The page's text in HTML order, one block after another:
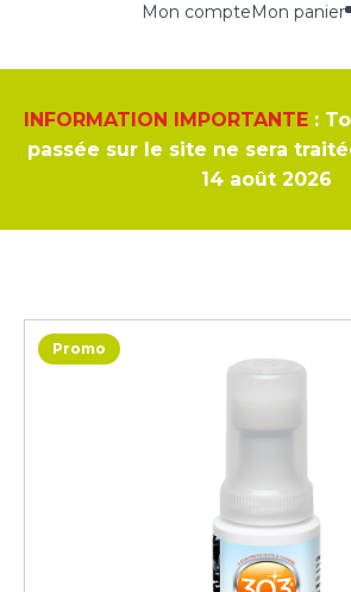
Mon compteMon panier
INFORMATION IMPORTANTE :
passée sur le site ne sera
14 août 2026
Promo